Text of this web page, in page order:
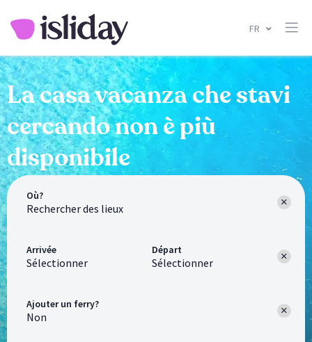
FR
La casa vacanza che stavi
cercando non è più
disponibile
Où?
Arrivée
Sélectionner
Départ
Sélectionner
Ajouter un ferry?
Non